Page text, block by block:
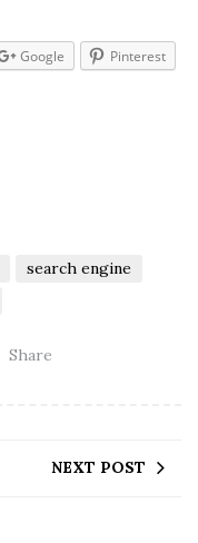
Google Pinterest
search engine
Share
NEXT POST